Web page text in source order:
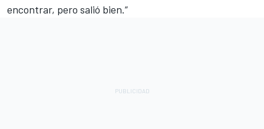
encontrar, pero salió bien.”